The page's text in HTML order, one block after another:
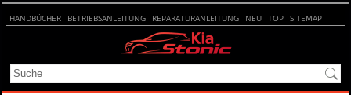
HANDBÜCHER BETRIEBSANLEITUNG REPARATURANLEITUNG NEU TOP SITEMAP